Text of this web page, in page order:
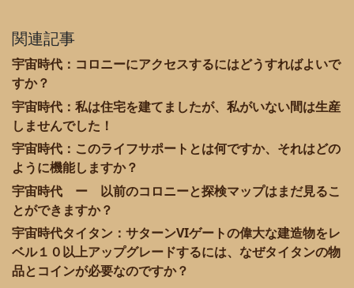
関連記事
宇宙時代：コロニーにアクセスするにはどうすればよいで
すか？
宇宙時代：私は住宅を建てましたが、私がいない間は生産
しませんでした！
宇宙時代：このライフサポートとは何ですか、それはどの
ように機能しますか？
宇宙時代 ー 以前のコロニーと探検マップはまだ見るこ
とができますか？
宇宙時代タイタン：サターンVIゲートの偉大な建造物をレ
ベル１０以上アップグレードするには、なぜタイタンの物
品とコインが必要なのですか？